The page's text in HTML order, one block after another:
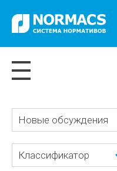
Новые обсуждения
Классификатор